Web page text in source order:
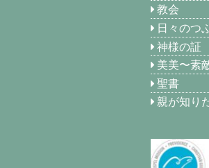
教会
日々のつ
神様の証
美美〜素
聖書
親が知り